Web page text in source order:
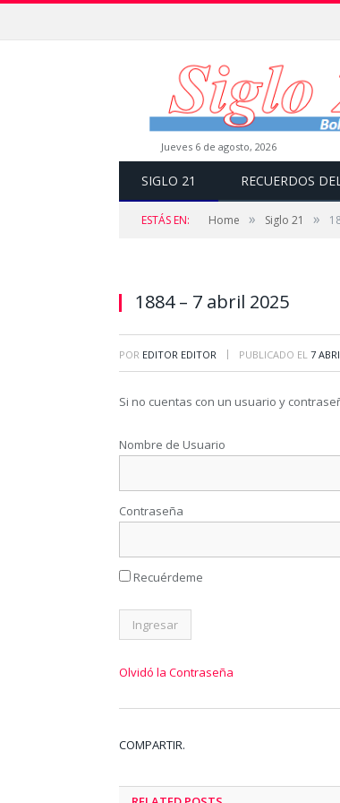
jueves 6 de agosto, 2026
SIGLO 21 RECUERDOS
ESTÁS EN: Home » Siglo 21 »
1884 – 7 abril 2025
POR EDITOR EDITOR | PUBLICADO EL 7
Si no cuentas con un usuario y
Nombre de Usuario
Contraseña
Recuérdeme
Olvidó la Contraseña
COMPARTIR.